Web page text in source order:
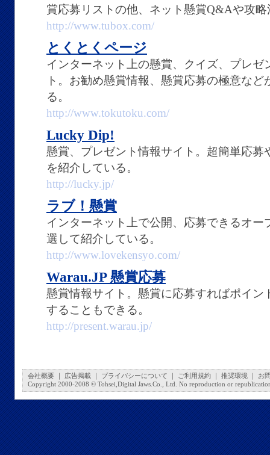
賞応募リストの他、ネット懸賞Q&Aや攻
http://www.tubox.com/
とくとくページ
インターネット上の懸賞、クイズ、プレ
ト。お勧め懸賞情報、懸賞応募の極意な
る。
http://www.tokutoku.com/
Lucky Dip!
懸賞、プレゼント情報サイト。超簡単応募
を紹介している。
http://lucky.jp/
ラブ！懸賞
インターネット上で公開、応募できるオ
選して紹介している。
http://www.lovekensyo.com/
Warau.JP 懸賞応募
懸賞情報サイト。懸賞に応募すればポイン
することもできる。
http://present.warau.jp/
会社概要 広告掲載 プライバシーについて ご利用規約 推奨環境
お
Copyright 2000-2008 © Tohsei,Digital Jaws.Co., Ltd. No reproduction or